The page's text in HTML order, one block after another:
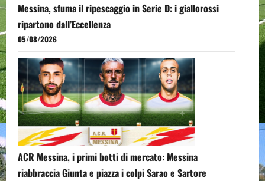
Messina, sfuma il ripescaggio in Serie D: i giallorossi
ripartono dall’Eccellenza
05/08/2026
ACR Messina, i primi botti di mercato: Messina
riabbraccia Giunta e piazza i colpi Sarao e Sartore